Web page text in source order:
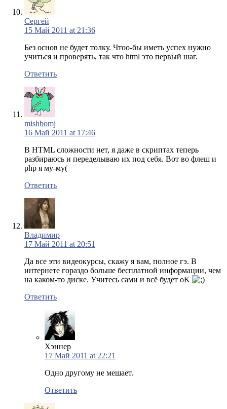
Сергей
15 Май 2011 at 21:36
Без основ не будет толку. Чтоо-бы иметь успех нужно
учиться и проверять, так что html это первый шаг.
Ответить
mishbomj
16 Май 2011 at 17:46
В HTML сложности нет, я даже в скриптах теперь
разбираюсь и переделываю их под себя. Вот во флеш и
php я му-му(
Ответить
Владимир
17 Май 2011 at 20:51
Да все эти видеокурсы, скажу я вам, полное гэ. В
интернете гораздо больше бесплатной информации, чем
на каком-то диске. Учитесь сами и всё будет oK
Ответить
Хэннер
17 Май 2011 at 22:21
Одно другому не мешает.
Ответить